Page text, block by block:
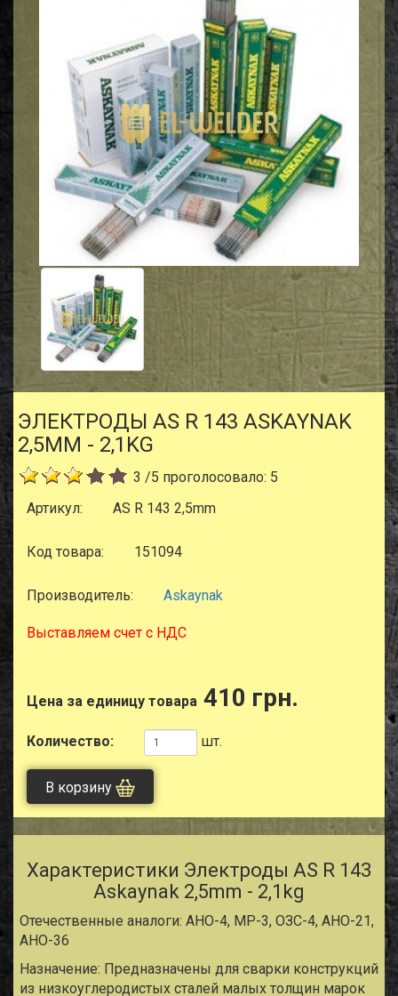
ЭЛЕКТРОДЫ AS R 143 ASKAYNAK
2,5MM - 2,1KG
3 /5 проголосовало: 5
Артикул:
AS R 143 2,5mm
Код товара: 151094
Производитель: Askaynak
Выставляем счет с НДС
Цена за единицу товара 410 грн.
Количество: шт.
В корзину
Характеристики Электроды AS R 143
Askaynak 2,5mm - 2,1kg
Отечественные аналоги: АНО-4, МР-3, ОЗС-4, АНО-21,
АНО-36
Назначение: Предназначены для сварки конструкций
из низкоуглеродистых сталей малых толщин марок